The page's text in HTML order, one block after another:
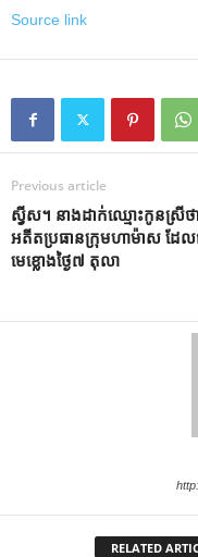
Source link
Previous article
ស្វីស។ នាង​ដាក់​ឈ្មោះ​កូន​ស្រី​ថ
អតីត​ប្រធាន​ក្រុម​ហាម៉ាស ដែល​
មេខ្លោង​ថ្ងៃ​៧ តុលា
RELATED